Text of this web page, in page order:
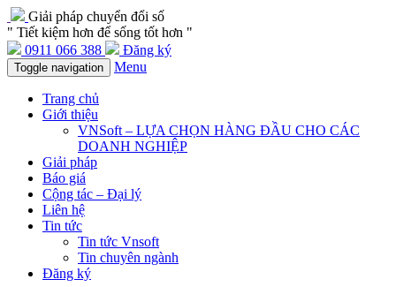
Giải pháp chuyển đổi số
" Tiết kiệm hơn để sống tốt hơn "
0911 066 388
Đăng ký
Toggle navigation Menu
Trang chủ
Giới thiệu
VNSoft – LỰA CHỌN HÀNG ĐẦU CHO CÁC
DOANH NGHIỆP
Giải pháp
Báo giá
Cộng tác – Đại lý
Liên hệ
Tin tức
Tin tức Vnsoft
Tin chuyên ngành
Đăng ký